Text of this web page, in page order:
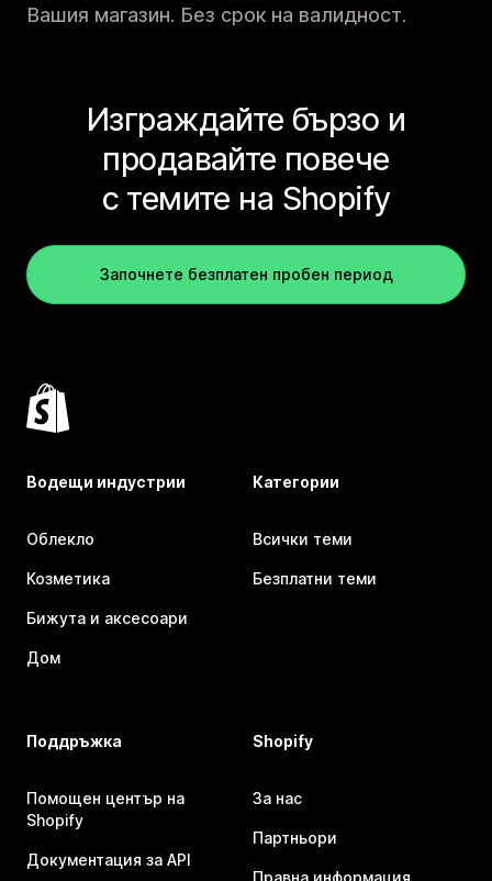
Вашия магазин. Без срок на валидност.
Изграждайте бързо и
продавайте повече
с темите на Shopify
Започнете безплатен пробен период
Водещи индустрии
Облекло
Козметика
Бижута и аксесоари
Дом
Категории
Всички теми
Безплатни теми
Поддръжка
Помощен център на
Shopify
Документация за API
Shopify
За нас
Партньори